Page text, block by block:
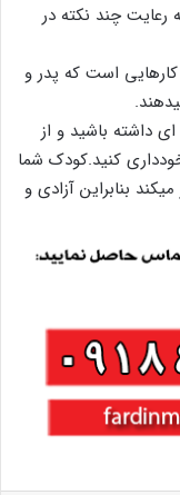
چند نکته در
است که پدر و
داشته باشید و از
کنید.کودک شما
بنابراین آزادی و